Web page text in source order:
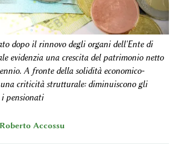
dopo il rinnovo degli organi dell'Ente di
evidenzia una crescita del patrimonio netto
A fronte della solidità economico-
criticità strutturale: diminuiscono gli
pensionati
Roberto Accossu